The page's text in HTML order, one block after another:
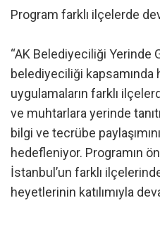
Program farklı ilçelerde
“AK Belediyeciliği Yerinde
belediyeciliği
uygulamaların farklı
ve muhtarlara yerinde
bilgi ve tecrübe
hedefleniyor. Programın
İstanbul’un farklı
heyetlerinin katılımıyla